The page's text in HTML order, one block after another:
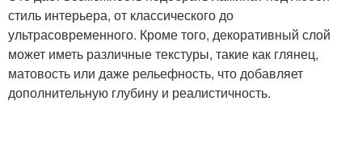
стиль интерьера, от классического до
ультрасовременного. Кроме того, декоративный слой
может иметь различные текстуры, такие как глянец,
матовость или даже рельефность, что добавляет
дополнительную глубину и реалистичность.